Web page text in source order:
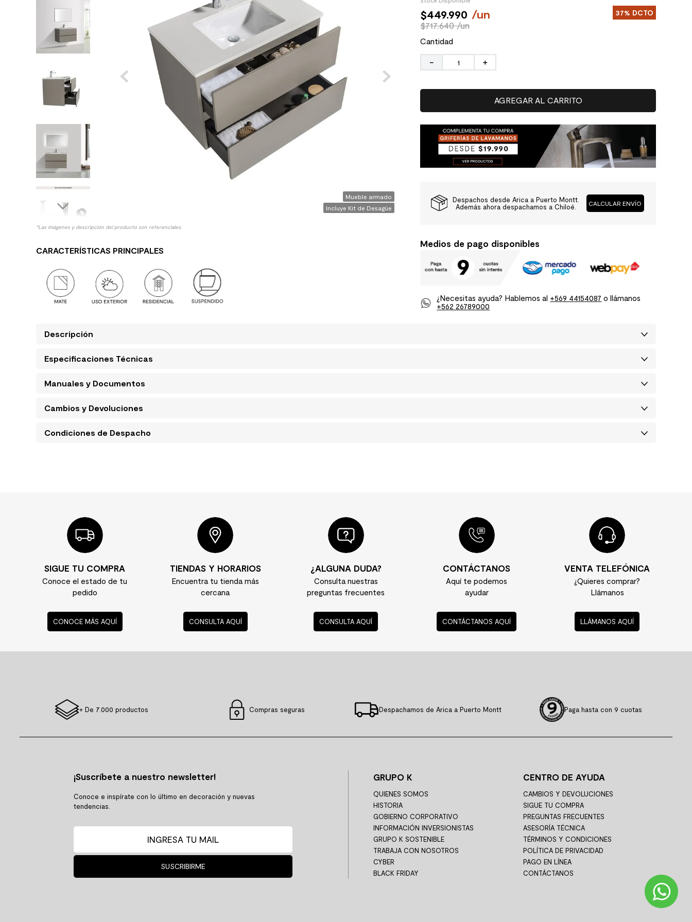
8. receptaculo
9.
10. columna ducha
Mueble armado
Incluye Kit de Desagüe
*Las imágenes y descripción del producto son referenciales.
CARACTERÍSTICAS PRINCIPALES
$449.990 /un 37% DCTO
$717.640 /un
Cantidad
＋
－
AGREGAR AL CARRITO
Despachos desde Arica a Puerto Montt.
Además ahora despachamos a Chiloé.
CALCULAR ENVÍO
Medios de pago disponibles
¿Necesitas ayuda? Hablemos al +569 44154087 o llámanos
+562 26789000
Descripción
Especificaciones Técnicas
Manuales y Documentos
Cambios y Devoluciones
Condiciones de Despacho
SIGUE TU COMPRA
Conoce el estado de tu
pedido
CONOCE MÁS AQUÍ
TIENDAS Y HORARIOS
Encuentra tu tienda más
cercana
CONSULTA AQUÍ
¿ALGUNA DUDA?
Consulta nuestras
preguntas frecuentes
CONSULTA AQUÍ
CONTÁCTANOS
Aquí te podemos
ayudar
CONTÁCTANOS AQUÍ
VENTA TELEFÓNICA
¿Quieres comprar?
Llámanos
LLÁMANOS AQUÍ
+ De 7.000 productos Compras seguras Despachamos de Arica a Puerto Montt Paga hasta con 9 cuotas
¡Suscríbete a nuestro newsletter!
Conoce e inspírate con lo último en decoración y nuevas
tendencias.
SUSCRIBIRME
GRUPO K
QUIENES SOMOS
HISTORIA
GOBIERNO CORPORATIVO
INFORMACIÓN INVERSIONISTAS
GRUPO K SOSTENIBLE
TRABAJA CON NOSOTROS
CYBER
BLACK FRIDAY
CENTRO DE AYUDA
CAMBIOS Y DEVOLUCIONES
SIGUE TU COMPRA
PREGUNTAS FRECUENTES
ASESORÍA TÉCNICA
TÉRMINOS Y CONDICIONES
POLÍTICA DE PRIVACIDAD
PAGO EN LÍNEA
CONTÁCTANOS